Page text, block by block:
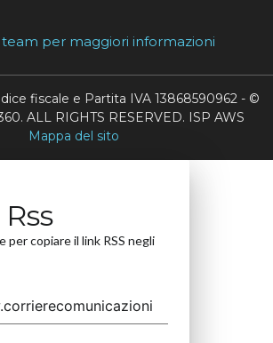
per maggiori informazioni
fiscale e Partita IVA 13868590962 - ©
ALL RIGHTS RESERVED. ISP AWS
Mappa del sito
per copiare il link RSS negli